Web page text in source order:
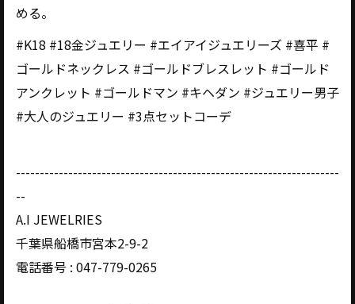
める。
#K18 #18金ジュエリー #エイアイジュエリーズ #喜平 #
ゴールドネックレス #ゴールドブレスレット #ゴールド
アンクレット #ゴールドマン #キヘダン #ジュエリー男子
#大人のジュエリー #3点セットコーデ
--------------------------------------------------------------------
--
A.I JEWELRIES
千葉県船橋市宮本2-9-2
電話番号 : 047-779-0265